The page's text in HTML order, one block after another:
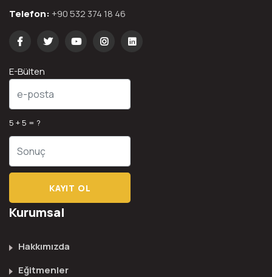
Telefon: +90 532 374 18 46
E-Bülten
5 + 5 = ?
Kurumsal
Hakkımızda
Eğitmenler